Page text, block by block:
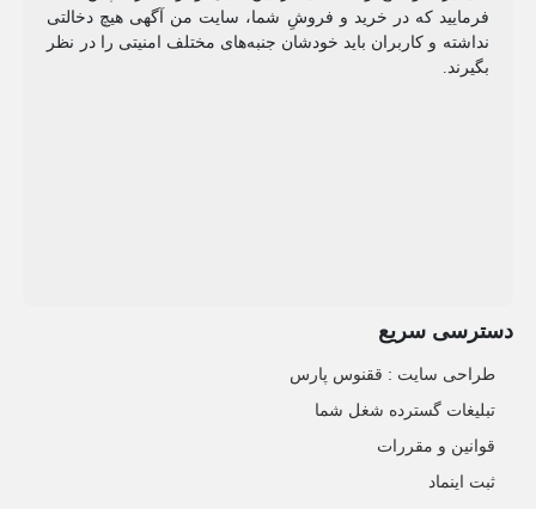
فرمایید که در خرید و فروشِ شما، سایت من آگهی هیچ دخالتی
نداشته و کاربران باید خودشان جنبه‌های مختلف امنیتی را در نظر
بگیرند.
دسترسی سریع
طراحی سایت :‌ ققنوس پارس
تبلیغات گسترده شغل شما
قوانین و مقررات
ثبت اینماد